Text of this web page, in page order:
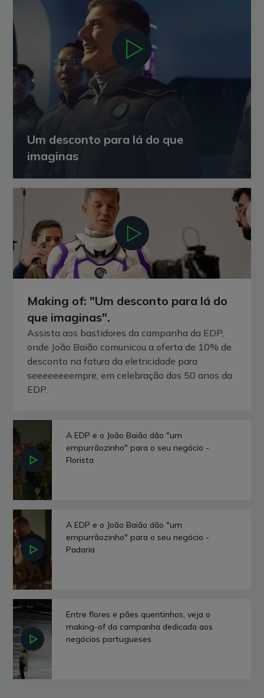
Um desconto para lá do que
imaginas
Making of: "Um desconto para lá do
que imaginas".
Assista aos bastidores da campanha da EDP,
onde João Baião comunicou a oferta de 10% de
desconto na fatura da eletricidade para
seeeeeeeempre, em celebração dos 50 anos da
EDP.
A EDP e o João Baião dão "um
empurrãozinho" para o seu negócio -
Florista
A EDP e o João Baião dão "um
empurrãozinho" para o seu negócio -
Padaria
Entre flores e pães quentinhos, veja o
making-of da campanha dedicada aos
negócios portugueses